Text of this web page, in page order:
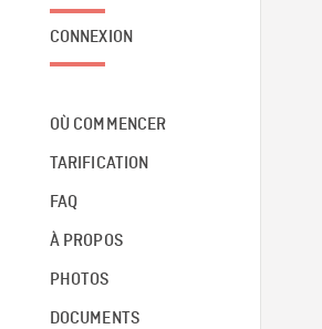
CONNEXION
OÙ COMMENCER
TARIFICATION
FAQ
À PROPOS
PHOTOS
DOCUMENTS